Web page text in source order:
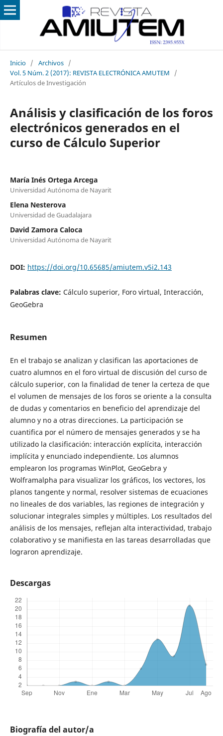
Inicio / Archivos /
Vol. 5 Núm. 2 (2017): REVISTA ELECTRÓNICA AMUTEM
/
Artículos de Investigación
Análisis y clasificación de los foros
electrónicos generados en el
curso de Cálculo Superior
María Inés Ortega Arcega
Universidad Autónoma de Nayarit
Elena Nesterova
Universidad de Guadalajara
David Zamora Caloca
Universidad Autónoma de Nayarit
DOI: https://doi.org/10.65685/amiutem.v5i2.143
Palabras clave: Cálculo superior, Foro virtual, Interacción,
GeoGebra
Resumen
En el trabajo se analizan y clasifican las aportaciones de
cuatro alumnos en el foro virtual de discusión del curso de
cálculo superior, con la finalidad de tener la certeza de que
el volumen de mensajes de los foros se oriente a la consulta
de dudas y comentarios en beneficio del aprendizaje del
alumno y no a otras direcciones. La participación se
cuantifica por el número de mensajes generados y se ha
utilizado la clasificación: interacción explícita, interacción
implícita y enunciado independiente. Los alumnos
emplearon los programas WinPlot, GeoGebra y
Wolframalpha para visualizar los gráficos, los vectores, los
planos tangente y normal, resolver sistemas de ecuaciones
no lineales de dos variables, las regiones de integración y
solucionar integrales simples y múltiples. Los resultados del
análisis de los mensajes, reflejan alta interactividad, trabajo
colaborativo y se manifiesta en las tareas desarrolladas que
lograron aprendizaje.
Descargas
Biografía del autor/a